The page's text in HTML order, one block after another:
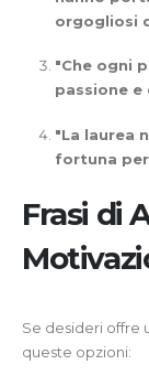
orgogliosi
"Che ogni
passione e
"La laurea
fortuna
Frasi di
Se desideri offre
queste opzioni: